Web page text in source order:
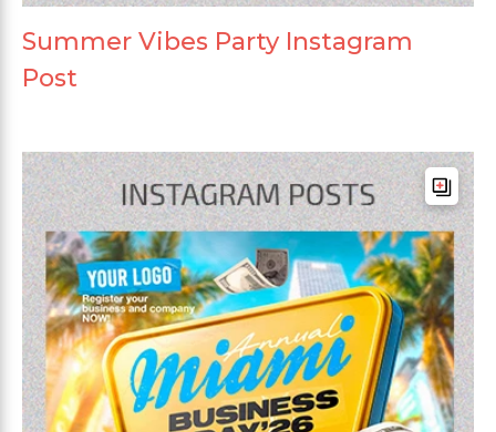
Summer Vibes Party Instagram
Post